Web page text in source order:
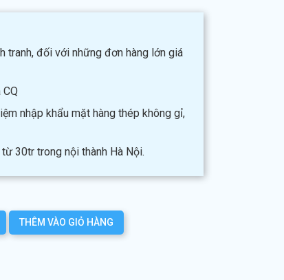
tranh, đối với những đơn hàng lớn giá
nhập khẩu mặt hàng thép không gỉ,
30tr trong nội thành Hà Nội.
THÊM VÀO GIỎ HÀNG